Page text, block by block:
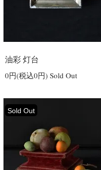
油彩 灯台
0円(税込0円) Sold Out
Sold Out